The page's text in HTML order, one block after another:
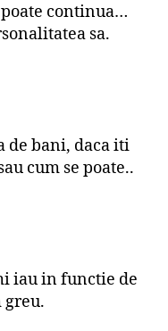
continua…
sa.
de bani, daca iti
cum se poate..
iau in functie de
greu.